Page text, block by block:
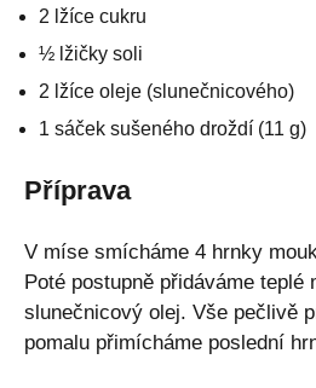
2 lžíce cukru
½ lžičky soli
2 lžíce oleje (slunečnicového)
1 sáček sušeného droždí (11 g)
Příprava
V míse smícháme 4 hrnky
Poté postupně přidáváme teplé
slunečnicový olej. Vše pečlivě
pomalu přimícháme poslední